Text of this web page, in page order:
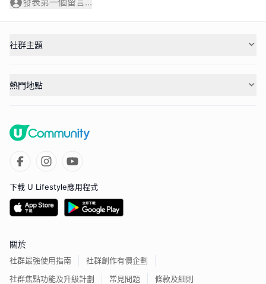
社群主題
熱門地點
下載 U Lifestyle應用程式
關於
社群最強使用指南
社群創作有價企劃
社群焦點功能及升級計劃
常見問題 條款及細則